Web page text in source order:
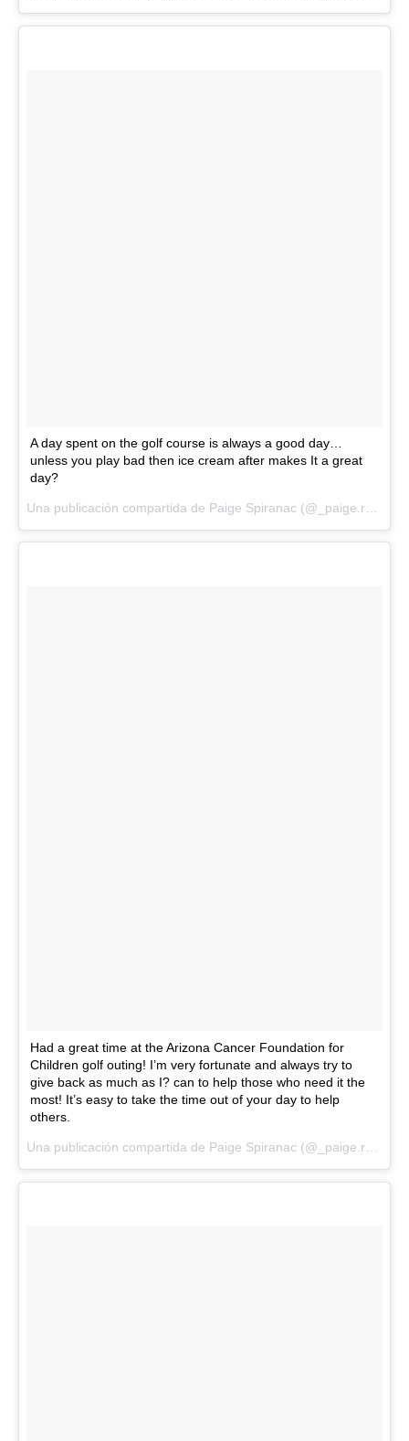
A day spent on the golf course is always a good day…
unless you play bad then ice cream after makes It a great
day?
Had a great time at the Arizona Cancer Foundation for
Children golf outing! I’m very fortunate and always try to
give back as much as I? can to help those who need it the
most! It’s easy to take the time out of your day to help
others.